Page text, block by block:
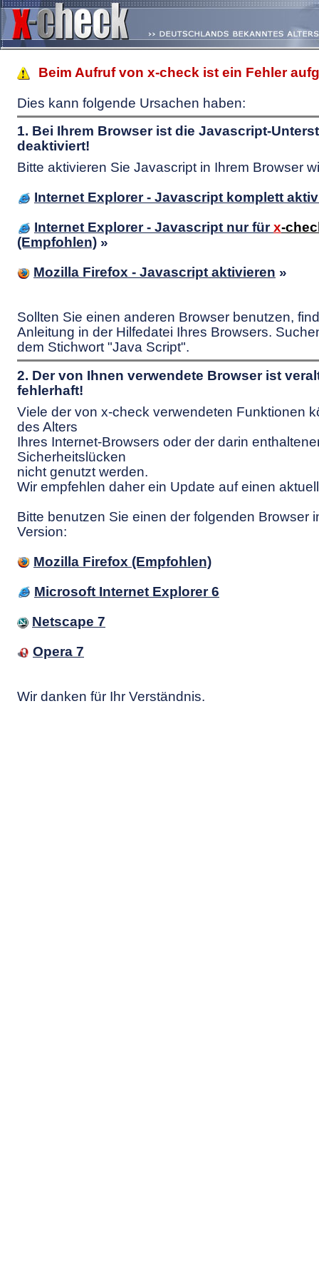
Beim Aufruf von x-check ist ein Fehler
Dies kann folgende Ursachen haben:
1. Bei Ihrem Browser ist die Javascript-
deaktiviert!
Bitte aktivieren Sie Javascript in Ihrem Browser
Internet Explorer - Javascript komplett
Internet Explorer - Javascript nur fürx-
(Empfohlen) »
Mozilla Firefox - Javascript aktivieren »
Sollten Sie einen anderen Browser benutzen,
Anleitung in der Hilfedatei Ihres Browsers.
dem Stichwort "Java Script".
2. Der von Ihnen verwendete Browser ist
fehlerhaft!
Viele der von x-check verwendeten Funktionen
des Alters
Ihres Internet-Browsers oder der darin
Sicherheitslücken
nicht genutzt werden.
Wir empfehlen daher ein Update auf einen
Bitte benutzen Sie einen der folgenden Browser
Version:
Mozilla Firefox (Empfohlen)
Microsoft Internet Explorer 6
Netscape 7
Opera 7
Wir danken für Ihr Verständnis.